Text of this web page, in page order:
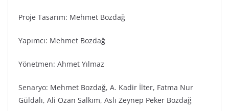
Proje Tasarım: Mehmet Bozdağ
Yapımcı: Mehmet Bozdağ
Yönetmen: Ahmet Yılmaz
Senaryo: Mehmet Bozdağ, A. Kadir İlter, Fatma Nur
Güldalı, Ali Ozan Salkım, Aslı Zeynep Peker Bozdağ